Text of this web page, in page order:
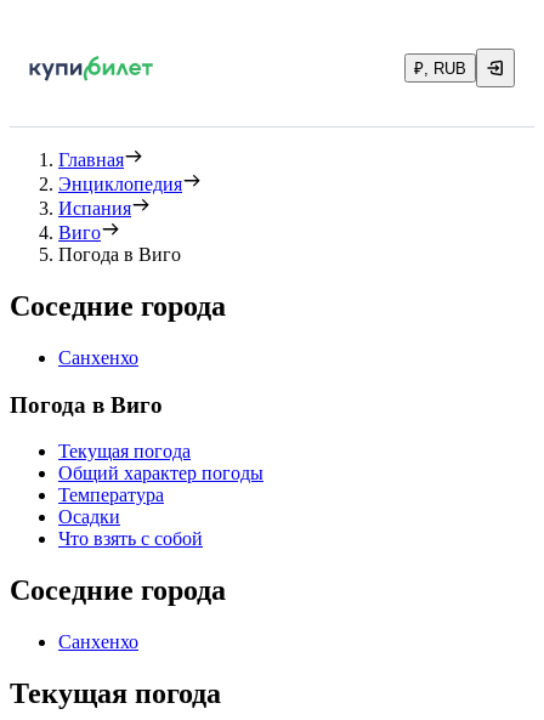
₽, RUB
Главная
Энциклопедия
Испания
Виго
Погода в Виго
Соседние города
Санхенхо
Погода в Виго
Текущая погода
Общий характер погоды
Температура
Осадки
Что взять с собой
Соседние города
Санхенхо
Текущая погода